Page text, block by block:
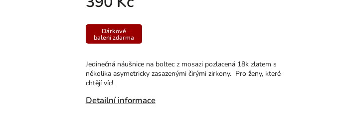
Jedinečná náušnice na boltec z mosazi pozlacená 18k zlatem s
několika asymetricky zasazenými čirými zirkony. Pro ženy, které
chtějí víc!
Detailní informace
Dárkové
balení zdarma